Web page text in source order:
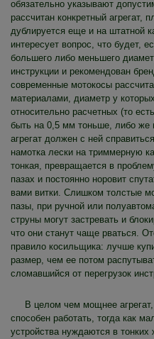
обязательно указывают
рассчитан конкретный
дублируется еще и на штатной
интересует вопрос, что будет,
большего либо меньшего
инструкции и рекомендован
современные мотокосы
материалами, диаметр у
относительно расчетных (то
быть на 0,5 мм тоньше, либо же
агрегат должен с ней
намотка лески на триммерную
тонкая, превращается в
пазах и постоянно норовит
вами витки. Слишком толстые
пазы, при ручной или
струны могут застревать и
что они станут чаще рваться.
правило косильщика: лучше
размер, чем ее потом
сломавшийся от перегрузок
В целом чем мощнее
способен работать, тогда как
устройства нуждаются в